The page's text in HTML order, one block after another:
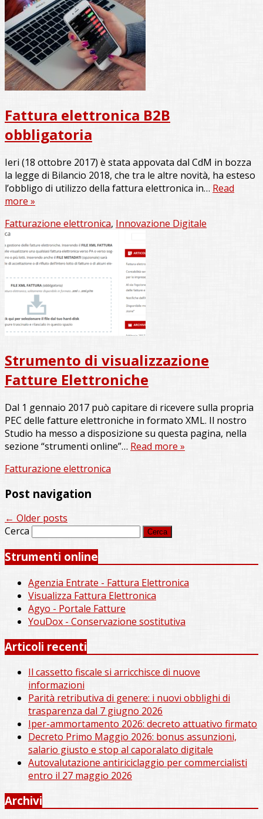
Fattura elettronica B2B
obbligatoria
Ieri (18 ottobre 2017) è stata appovata dal CdM in bozza
la legge di Bilancio 2018, che tra le altre novità, ha esteso
l’obbligo di utilizzo della fattura elettronica in… Read
more »
Fatturazione elettronica, Innovazione Digitale
Strumento di visualizzazione
Fatture Elettroniche
Dal 1 gennaio 2017 può capitare di ricevere sulla propria
PEC delle fatture elettroniche in formato XML. Il nostro
Studio ha messo a disposizione su questa pagina, nella
sezione “strumenti online”… Read more »
Fatturazione elettronica
Post navigation
← Older posts
Cerca
Strumenti online
Agenzia Entrate - Fattura Elettronica
Visualizza Fattura Elettronica
Agyo - Portale Fatture
YouDox - Conservazione sostitutiva
Articoli recenti
Il cassetto fiscale si arricchisce di nuove
informazioni
Parità retributiva di genere: i nuovi obblighi di
trasparenza dal 7 giugno 2026
Iper-ammortamento 2026: decreto attuativo firmato
Decreto Primo Maggio 2026: bonus assunzioni,
salario giusto e stop al caporalato digitale
Autovalutazione antiriciclaggio per commercialisti
entro il 27 maggio 2026
Archivi